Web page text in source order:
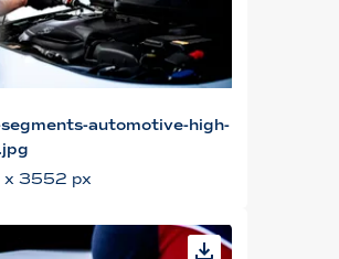
automotive-high-
3552 px